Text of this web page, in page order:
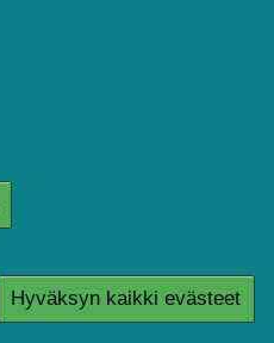
Hyväksyn kaikki evästeet